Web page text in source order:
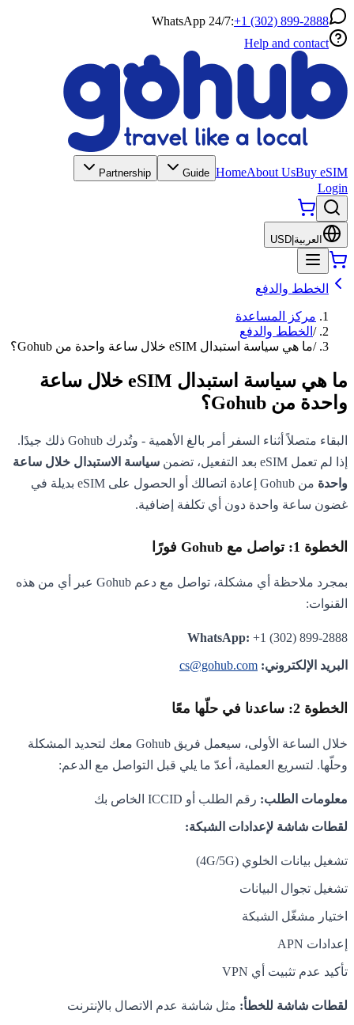
WhatsApp 24/7:+1 (302) 899-2888
Help and contact
HomeAbout UsBuy eSIM
Guide
Partnership
Login
العربية USD
الخطط والدفع
مركز المساعدة
/ الخطط والدفع
/ما هي سياسة استبدال eSIM خلال ساعة واحدة من Gohub؟
ما هي سياسة استبدال eSIM خلال ساعة
واحدة من Gohub؟
البقاء متصلاً أثناء السفر أمر بالغ الأهمية - وتُدرك Gohub ذلك جيدًا.
إذا لم تعمل eSIM بعد التفعيل، تضمن
سياسة الاستبدال خلال ساعة
واحدة
من Gohub إعادة اتصالك أو الحصول على eSIM بديلة في
غضون ساعة واحدة دون أي تكلفة إضافية.
الخطوة 1: تواصل مع Gohub فورًا
بمجرد ملاحظة أي مشكلة، تواصل مع دعم Gohub عبر أي من هذه
القنوات:
WhatsApp: +1 (302) 899-2888
البريد الإلكتروني: cs@gohub.com
الخطوة 2: ساعدنا في حلّها معًا
خلال الساعة الأولى، سيعمل فريق Gohub معك لتحديد المشكلة
وحلّها. لتسريع العملية، أعدّ ما يلي قبل التواصل مع الدعم:
معلومات الطلب: رقم الطلب أو ICCID الخاص بك
لقطات شاشة لإعدادات الشبكة:
تشغيل بيانات الخلوي (4G/5G)
تشغيل تجوال البيانات
اختيار مشغّل الشبكة
إعدادات APN
تأكيد عدم تثبيت أي VPN
لقطات شاشة للخطأ: مثل شاشة عدم الاتصال بالإنترنت